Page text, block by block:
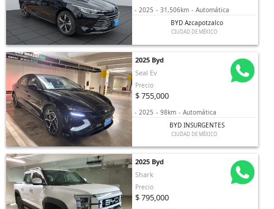
- 2025 - 31,506km - Automática
BYD Azcapotzalco
CIUDAD DE MÉXICO
2025 Byd
Seal Ev
Precio
$ 755,000
- 2025 - 98km - Automática
BYD INSURGENTES
CIUDAD DE MÉXICO
2025 Byd
Shark
Precio
$ 795,000